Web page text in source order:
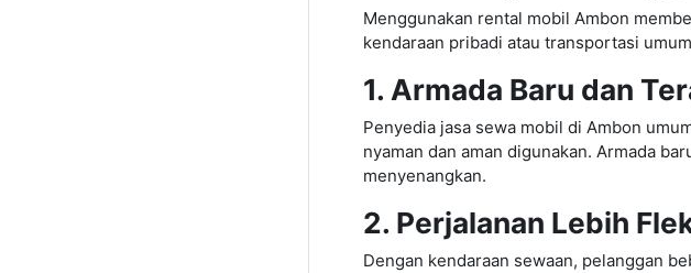
Menggunakan rental mobil Ambon
kendaraan pribadi atau transportasi
1. Armada Baru dan
Penyedia jasa sewa mobil di Ambon
nyaman dan aman digunakan. Armada
menyenangkan.
2. Perjalanan Lebih
Dengan kendaraan sewaan, pelanggan